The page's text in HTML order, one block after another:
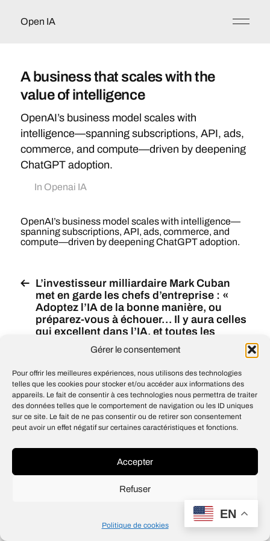
Gérer le consentement
Pour offrir les meilleures expériences, nous utilisons des technologies
telles que les cookies pour stocker et/ou accéder aux informations des
appareils. Le fait de consentir à ces technologies nous permettra de traiter
des données telles que le comportement de navigation ou les ID uniques
sur ce site. Le fait de ne pas consentir ou de retirer son consentement
peut avoir un effet négatif sur certaines caractéristiques et fonctions.
Accepter
Refuser
Politique de cookies
Open IA
A business that scales with the
value of intelligence
OpenAI’s business model scales with
intelligence—spanning subscriptions, API, ads,
commerce, and compute—driven by deepening
ChatGPT adoption.
In Openai IA
OpenAI’s business model scales with intelligence—
spanning subscriptions, API, ads, commerce, and
compute—driven by deepening ChatGPT adoption.
L’investisseur milliardaire Mark Cuban
met en garde les chefs d’entreprise : «
Adoptez l’IA de la bonne manière, ou
préparez-vous à échouer… Il y aura celles
qui excellent dans l’IA, et toutes les
plus rapidement que la plupart des gens
ne le pensent », a déclaré Bill Gates,
cofondateur de Microsoft, dans sa
dernière lettre annuelle
© 2026Open IA
Jean-Louis Maso
EN